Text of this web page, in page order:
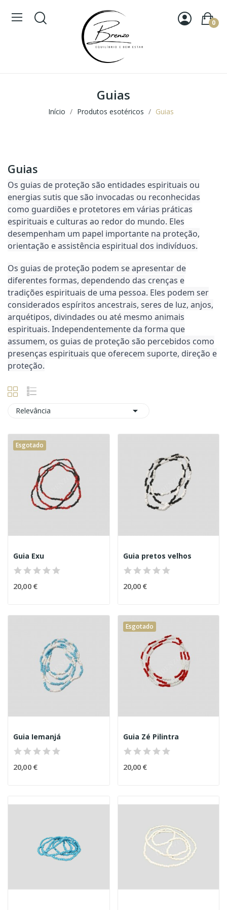
0
Guias
Início Produtos esotéricos Guias
Guias
Os guias de proteção são entidades espirituais ou
energias sutis que são invocadas ou reconhecidas
como guardiões e protetores em várias práticas
espirituais e culturas ao redor do mundo. Eles
desempenham um papel importante na proteção,
orientação e assistência espiritual dos indivíduos.
Os guias de proteção podem se apresentar de
diferentes formas, dependendo das crenças e
tradições espirituais de uma pessoa. Eles podem ser
considerados espíritos ancestrais, seres de luz, anjos,
arquétipos, divindades ou até mesmo animais
espirituais. Independentemente da forma que
assumem, os guias de proteção são percebidos como
presenças espirituais que oferecem suporte, direção e
proteção.
Relevância 
Esgotado
Guia Exu
20,00 €
Guia pretos velhos
20,00 €
Guia Iemanjá
20,00 €
Esgotado
Guia Zé Pilintra
20,00 €